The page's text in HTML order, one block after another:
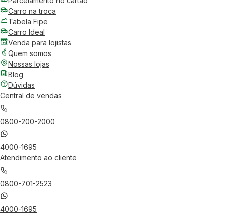
Carro na troca
Tabela Fipe
Carro Ideal
Venda para lojistas
Quem somos
Nossas lojas
Blog
Dúvidas
Central de vendas
0800-200-2000
4000-1695
Atendimento ao cliente
0800-701-2523
4000-1695